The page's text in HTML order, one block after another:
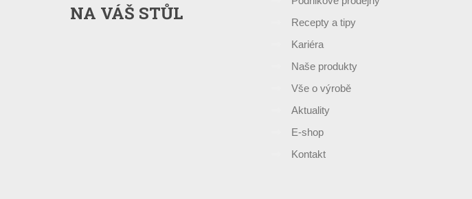
NA VÁŠ STŮL
Recepty a tipy
Kariéra
Naše produkty
Vše o výrobě
Aktuality
E-shop
Kontakt